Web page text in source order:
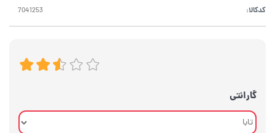
کدکالا:
گارانتی